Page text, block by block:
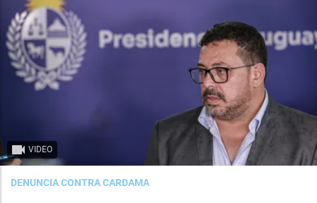
VIDEO
DENUNCIA CONTRA CARDAMA